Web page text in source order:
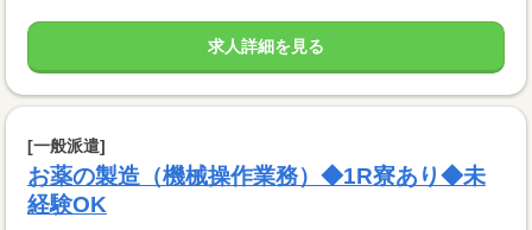
求人詳細を見る
[一般派遣]
お薬の製造（機械操作業務）◆1R寮あり◆未
経験OK